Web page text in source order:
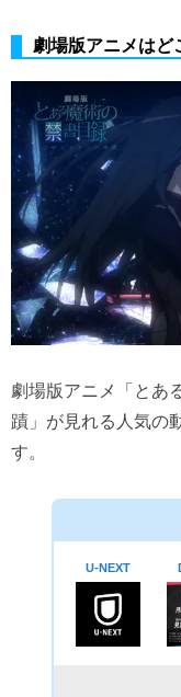
劇場版アニメはど
劇場版アニメ「とあ
蹟」が見れる人気の
す。
U-NEXT